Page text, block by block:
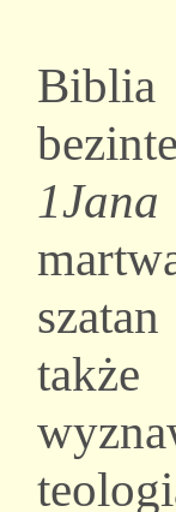
Biblia
także